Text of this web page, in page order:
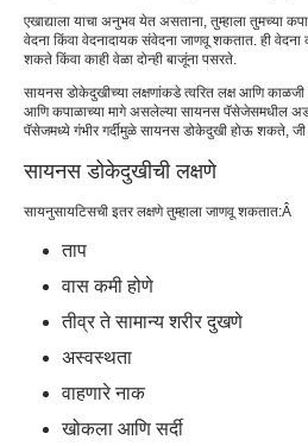
एखाद्याला याचा अनुभव येत असताना, तुम्हाला तुमच्या
वेदना किंवा वेदनादायक संवेदना जाणवू शकतात. ही वेदना
शकते किंवा काही वेळा दोन्ही बाजूंना पसरते.
सायनस डोकेदुखीच्या लक्षणांकडे त्वरित लक्ष आणि
आणि कपाळाच्या मागे असलेल्या सायनस पॅसेजेसमधील
पॅसेजमध्ये गंभीर गर्दीमुळे सायनस डोकेदुखी होऊ शकते, जी
सायनस डोकेदुखीची लक्षणे
सायनुसायटिसची इतर लक्षणे तुम्हाला जाणवू शकतात:Â
ताप
वास कमी होणे
तीव्र ते सामान्य शरीर दुखणे
अस्वस्थता
वाहणारे नाक
खोकला आणि सर्दी